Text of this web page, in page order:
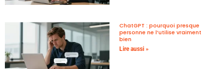
ChatGPT : pourquoi presque
personne ne l’utilise vraiment
bien
Lire aussi »